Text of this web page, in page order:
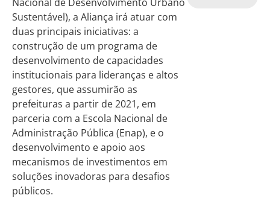
Sustentável), a Aliança irá atuar com
duas principais iniciativas: a
construção de um programa de
desenvolvimento de capacidades
institucionais para lideranças e altos
gestores, que assumirão as
prefeituras a partir de 2021, em
parceria com a Escola Nacional de
Administração Pública (Enap), e o
desenvolvimento e apoio aos
mecanismos de investimentos em
soluções inovadoras para desafios
públicos.